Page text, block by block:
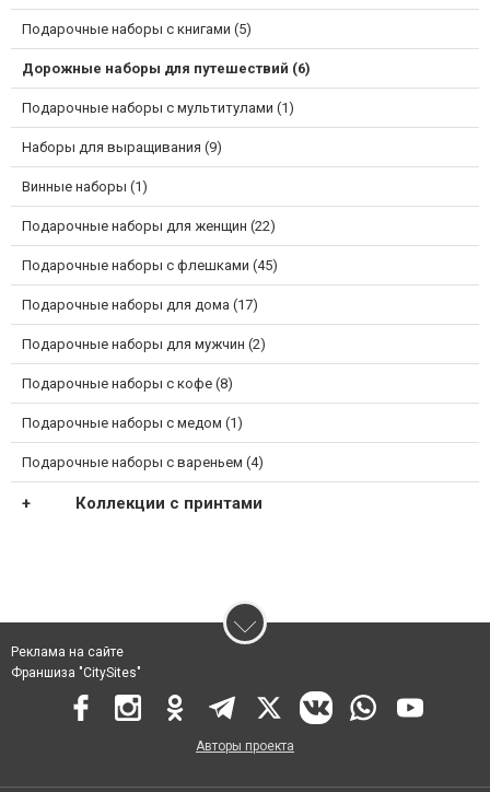
Подарочные наборы с книгами (5)
Дорожные наборы для путешествий (6)
Подарочные наборы с мультитулами (1)
Наборы для выращивания (9)
Винные наборы (1)
Подарочные наборы для женщин (22)
Подарочные наборы с флешками (45)
Подарочные наборы для дома (17)
Подарочные наборы для мужчин (2)
Подарочные наборы с кофе (8)
Подарочные наборы с медом (1)
Подарочные наборы с вареньем (4)
Коллекции с принтами
Реклама на сайте
Франшиза "CitySites"
Авторы проекта